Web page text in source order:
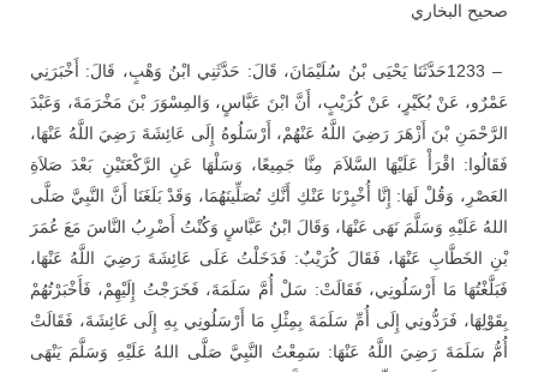
صحيح البخاري
1233 –حَدَّثَنَا يَحْيَى بْنُ سُلَيْمَانَ، قَالَ: حَدَّثَنِي ابْنُ وَهْبٍ، قَالَ: أَخْبَرَنِي
عَمْرٌو، عَنْ بُكَيْرٍ، عَنْ كُرَيْبٍ، أَنَّ ابْنَ عَبَّاسٍ، وَالمِسْوَرَ بْنَ مَخْرَمَةَ، وَعَبْدَ
الرَّحْمَنِ بْنَ أَزْهَرَ رَضِيَ اللَّهُ عَنْهُمْ، أَرْسَلُوهُ إِلَى عَائِشَةَ رَضِيَ اللَّهُ عَنْهَا،
فَقَالُوا: اقْرَأْ عَلَيْهَا السَّلاَمَ مِنَّا جَمِيعًا، وَسَلْهَا عَنِ الرَّكْعَتَيْنِ بَعْدَ صَلاَةِ
العَصْرِ، وَقُلْ لَهَا: إِنَّا أُخْبِرْنَا عَنْكِ أَنَّكِ تُصَلِّينَهُمَا، وَقَدْ بَلَغَنَا أَنَّ النَّبِيَّ صَلَّى
اللهُ عَلَيْهِ وَسَلَّمَ نَهَى عَنْهَا، وَقَالَ ابْنُ عَبَّاسٍ وَكُنْتُ أَضْرِبُ النَّاسَ مَعَ عُمَرَ
بْنِ الخَطَّابِ عَنْهَا، فَقَالَ كُرَيْبٌ: فَدَخَلْتُ عَلَى عَائِشَةَ رَضِيَ اللَّهُ عَنْهَا،
فَبَلَّغْتُهَا مَا أَرْسَلُونِي، فَقَالَتْ: سَلْ أُمَّ سَلَمَةَ، فَخَرَجْتُ إِلَيْهِمْ، فَأَخْبَرْتُهُمْ
بِقَوْلِهَا، فَرَدُّونِي إِلَى أُمِّ سَلَمَةَ بِمِثْلِ مَا أَرْسَلُونِي بِهِ إِلَى عَائِشَةَ، فَقَالَتْ
أُمُّ سَلَمَةَ رَضِيَ اللَّهُ عَنْهَا: سَمِعْتُ النَّبِيَّ صَلَّى اللهُ عَلَيْهِ وَسَلَّمَ يَنْهَى